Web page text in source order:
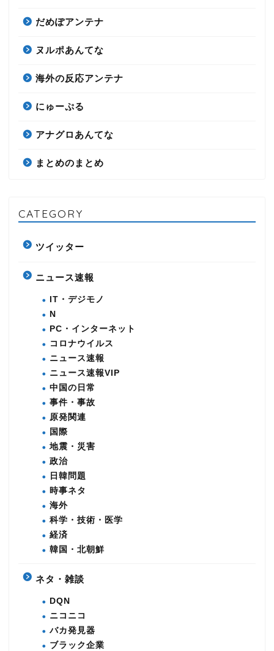
だめぽアンテナ
ヌルポあんてな
海外の反応アンテナ
にゅーぷる
アナグロあんてな
まとめのまとめ
CATEGORY
ツイッター
ニュース速報
IT・デジモノ
N
PC・インターネット
コロナウイルス
ニュース速報
ニュース速報VIP
中国の日常
事件・事故
原発関連
国際
地震・災害
政治
日韓問題
時事ネタ
海外
科学・技術・医学
経済
韓国・北朝鮮
ネタ・雑談
DQN
ニコニコ
バカ発見器
ブラック企業